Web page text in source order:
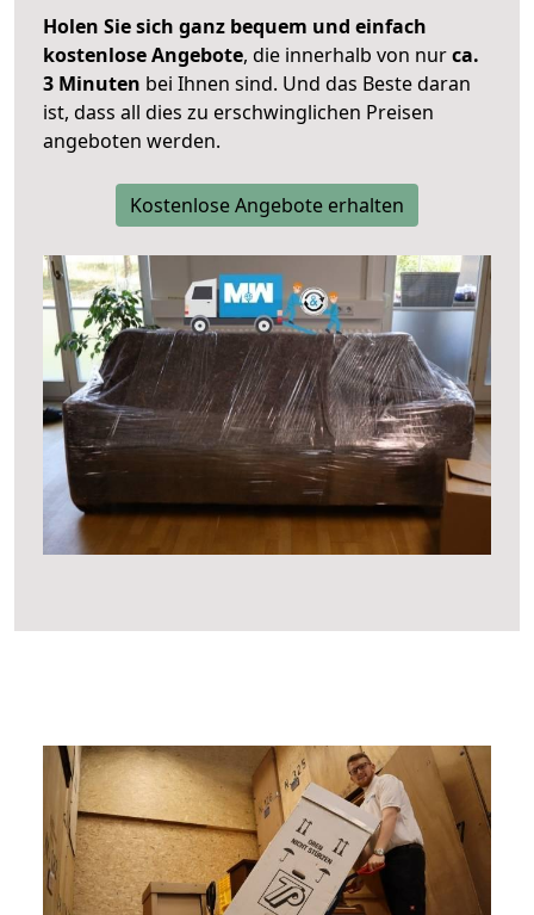
Holen Sie sich ganz bequem und einfach
kostenlose Angebote, die innerhalb von nurca.
3 Minuten bei Ihnen sind. Und das Beste daran
ist, dass all dies zu erschwinglichen Preisen
angeboten werden.
Kostenlose Angebote erhalten